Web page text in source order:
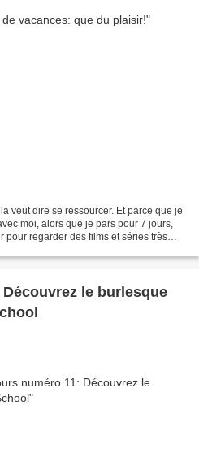
veut dire se ressourcer. Et parce que je
moi, alors que je pars pour 7 jours,
pour regarder des films et séries très
le burlesque